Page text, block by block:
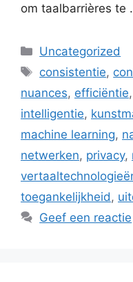
om taalbarrières te
Categorieën
Uncategorized
Tags
consistentie,
nuances, efficiëntie,
intelligentie,
machine learning,
netwerken, privacy,
toegankelijkheid ,
Geef een reactie